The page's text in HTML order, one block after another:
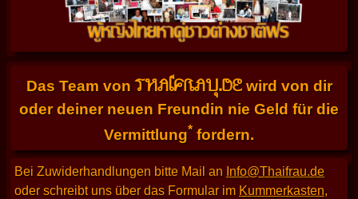
Das Team vonTHAIFRAU.DEwird von dir
oder deiner neuen Freundin nie Geld für die
Vermittlung* fordern.
Bei Zuwiderhandlungen bitte Mail an Info@Thaifrau.de
oder schreibt uns über das Formular im Kummerkasten,